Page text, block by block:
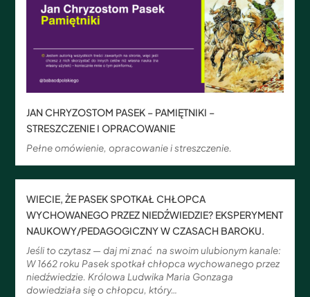
JAN CHRYZOSTOM PASEK – PAMIĘTNIKI –
STRESZCZENIE I OPRACOWANIE
Pełne omówienie, opracowanie i streszczenie.
WIECIE, ŻE PASEK SPOTKAŁ CHŁOPCA
WYCHOWANEGO PRZEZ NIEDŹWIEDZIE? EKSPERYMENT
NAUKOWY/PEDAGOGICZNY W CZASACH BAROKU.
Jeśli to czytasz — daj mi znać na swoim ulubionym kanale:
W 1662 roku Pasek spotkał chłopca wychowanego przez
niedźwiedzie. Królowa Ludwika Maria Gonzaga
dowiedziała się o chłopcu, który…